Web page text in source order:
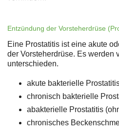
Entzündung der Vorsteherdrüse
Eine Prostatitis ist eine akute
der Vorsteherdrüse. Es werden
unterschieden.
akute bakterielle
chronisch bakterielle
abakterielle Prostatitis
chronisches